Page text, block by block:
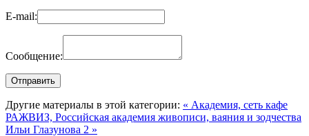
E-mail:
Сообщение:
Другие материалы в этой категории: « Академия, сеть кафе
РАЖВИЗ, Российская академия живописи, ваяния и зодчества
Ильи Глазунова 2 »